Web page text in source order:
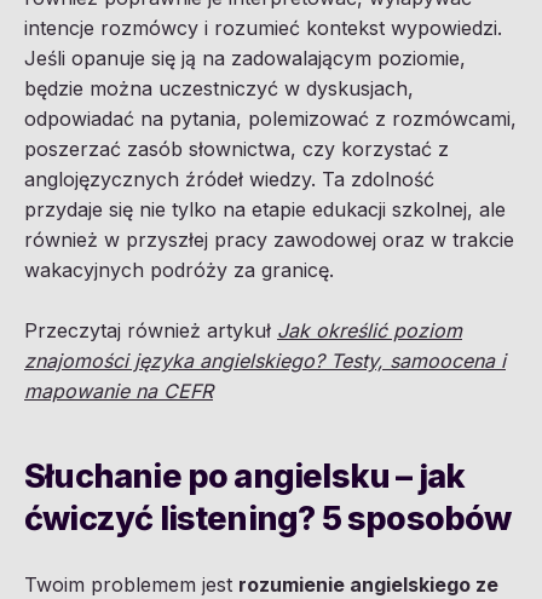
intencje rozmówcy i rozumieć kontekst wypowiedzi.
Jeśli opanuje się ją na zadowalającym poziomie,
będzie można uczestniczyć w dyskusjach,
odpowiadać na pytania, polemizować z rozmówcami,
poszerzać zasób słownictwa, czy korzystać z
anglojęzycznych źródeł wiedzy. Ta zdolność
przydaje się nie tylko na etapie edukacji szkolnej, ale
również w przyszłej pracy zawodowej oraz w trakcie
wakacyjnych podróży za granicę.
Przeczytaj również artykuł Jak określić poziom
znajomości języka angielskiego? Testy, samoocena i
mapowanie na CEFR
Słuchanie po angielsku – jak
ćwiczyć listening? 5 sposobów
Twoim problemem jest rozumienie angielskiego ze